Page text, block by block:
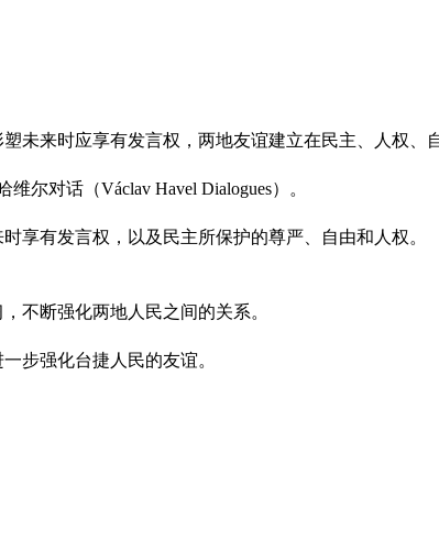
来时应享有发言权，两地友谊建立在民主、人权、
尔对话（Václav Havel Dialogues）。
享有发言权，以及民主所保护的尊严、自由和人权。
不断强化两地人民之间的关系。
步强化台捷人民的友谊。